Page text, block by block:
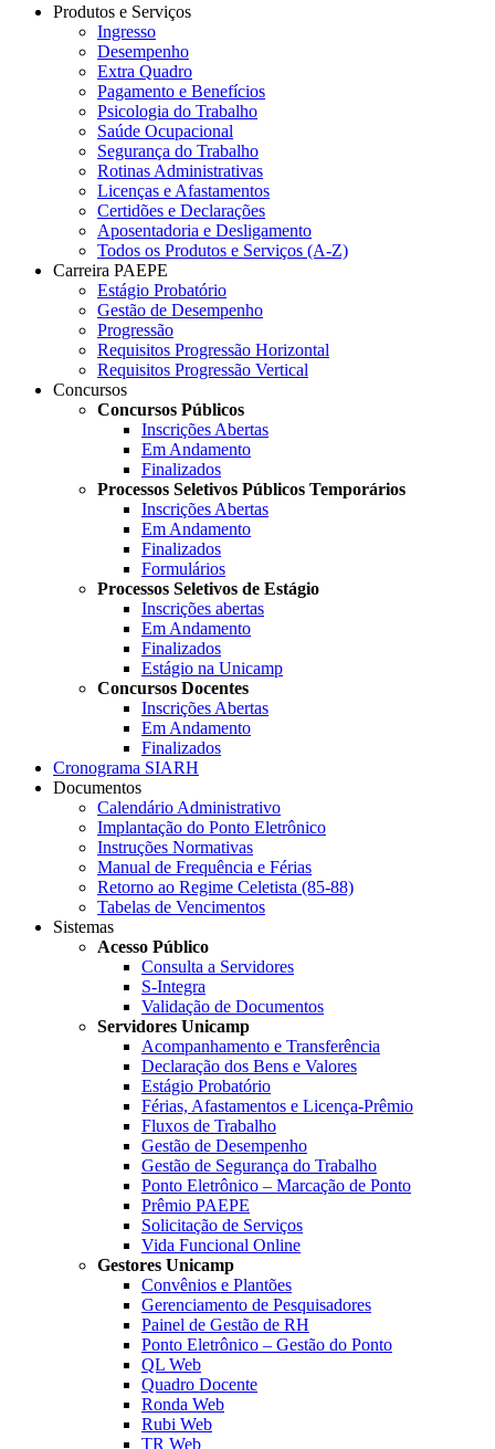
Produtos e Serviços
Ingresso
Desempenho
Extra Quadro
Pagamento e Benefícios
Psicologia do Trabalho
Saúde Ocupacional
Segurança do Trabalho
Rotinas Administrativas
Licenças e Afastamentos
Certidões e Declarações
Aposentadoria e Desligamento
Todos os Produtos e Serviços (A-Z)
Carreira PAEPE
Estágio Probatório
Gestão de Desempenho
Progressão
Requisitos Progressão Horizontal
Requisitos Progressão Vertical
Concursos
Concursos Públicos
Inscrições Abertas
Em Andamento
Finalizados
Processos Seletivos Públicos Temporários
Inscrições Abertas
Em Andamento
Finalizados
Formulários
Processos Seletivos de Estágio
Inscrições abertas
Em Andamento
Finalizados
Estágio na Unicamp
Concursos Docentes
Inscrições Abertas
Em Andamento
Finalizados
Cronograma SIARH
Documentos
Calendário Administrativo
Implantação do Ponto Eletrônico
Instruções Normativas
Manual de Frequência e Férias
Retorno ao Regime Celetista (85-88)
Tabelas de Vencimentos
Sistemas
Acesso Público
Consulta a Servidores
S-Integra
Validação de Documentos
Servidores Unicamp
Acompanhamento e Transferência
Declaração dos Bens e Valores
Estágio Probatório
Férias, Afastamentos e Licença-Prêmio
Fluxos de Trabalho
Gestão de Desempenho
Gestão de Segurança do Trabalho
Ponto Eletrônico – Marcação de Ponto
Prêmio PAEPE
Solicitação de Serviços
Vida Funcional Online
Gestores Unicamp
Convênios e Plantões
Gerenciamento de Pesquisadores
Painel de Gestão de RH
Ponto Eletrônico – Gestão do Ponto
QL Web
Quadro Docente
Ronda Web
Rubi Web
TR Web